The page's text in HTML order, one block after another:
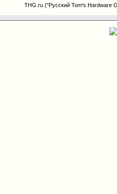
THG.ru ("Русский Tom's Hardware